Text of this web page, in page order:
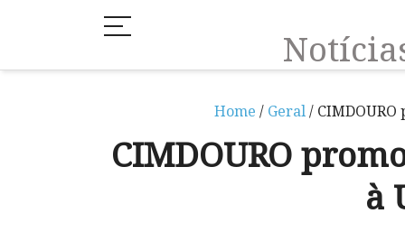
Home / Geral/ CIMDOURO
CIMDOURO
à